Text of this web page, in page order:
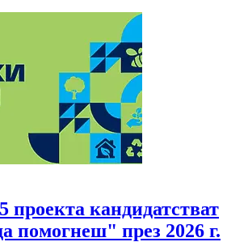
проекта кандидатстват
помогнеш" през 2026 г.